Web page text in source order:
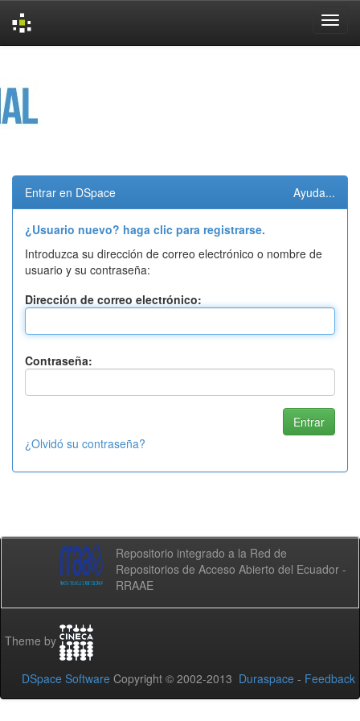
Entrar en DSpace Ayuda...
¿Usuario nuevo? haga clic para registrarse.
Introduzca su dirección de correo electrónico o nombre de
usuario y su contraseña:
Dirección de correo electrónico:
Contraseña:
¿Olvidó su contraseña?
Repositorio integrado a la Red de
Repositorios de Acceso Abierto del Ecuador -
RRAAE
Theme by
DSpace Software Copyright © 2002-2013 Duraspace - Feedback